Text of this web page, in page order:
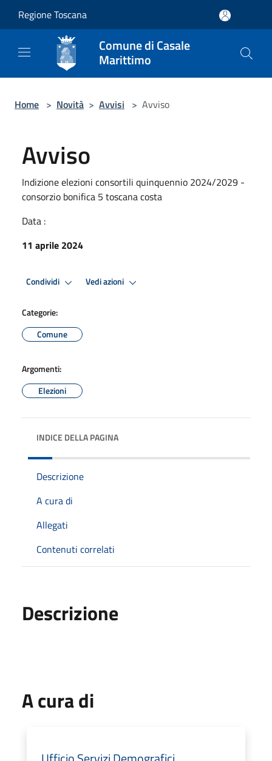
Regione Toscana
Comune di Casale
Marittimo
Home > Novità > Avvisi > Avviso
Avviso
Indizione elezioni consortili quinquennio 2024/2029 -
consorzio bonifica 5 toscana costa
Data :
11 aprile 2024
Condividi Vedi azioni
Categorie:
Comune
Argomenti:
Elezioni
INDICE DELLA PAGINA
Descrizione
A cura di
Allegati
Contenuti correlati
Descrizione
A cura di